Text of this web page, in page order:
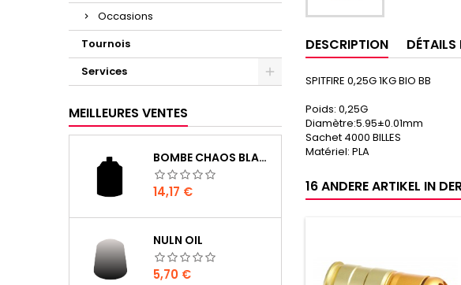
Occasions
Tournois
Services
MEILLEURES VENTES
BOMBE CHAOS BLACK
Prix
14,17 €
NULN OIL
Prix
5,70 €
DESCRIPTION
SPITFIRE 0,25G 1KG BIO BB
Poids: 0,25G
Diamètre:5.95±0.01mm
Sachet 4000 BILLES
Matériel: PLA
16 ANDERE ARTIKEL IN